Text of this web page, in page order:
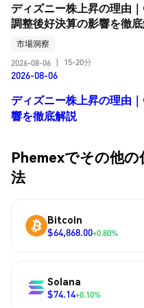
ディズニー株上昇の理由
調整後好決算の影響を徹
市場洞察
2026-08-06
15-20分
2026-08-06
ディズニー株上昇の理由
響を徹底解説
Phemexでその他
法
Bitcoin
$64,868.00+0.80%
Solana
$74.14+0.10%